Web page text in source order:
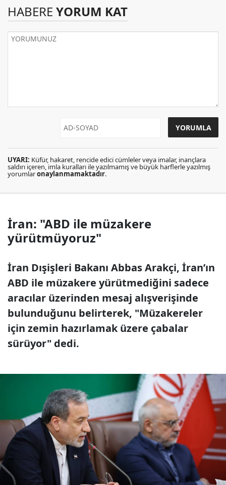
HABERE YORUM KAT
UYARI: Küfür, hakaret, rencide edici cümleler veya imalar, inançlara
saldırı içeren, imla kuralları ile yazılmamış ve büyük harflerle yazılmış
yorumlaronaylanmamaktadır.
İran: "ABD ile müzakere
yürütmüyoruz"
İran Dışişleri Bakanı Abbas Arakçi, İran’ın
ABD ile müzakere yürütmediğini sadece
aracılar üzerinden mesaj alışverişinde
bulunduğunu belirterek, "Müzakereler
için zemin hazırlamak üzere çabalar
sürüyor" dedi.